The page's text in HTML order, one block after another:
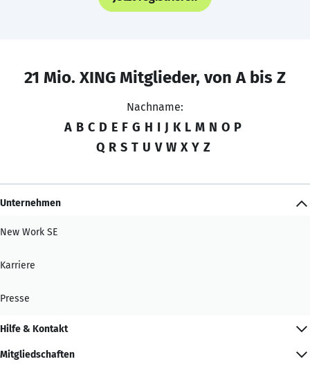
21 Mio. XING Mitglieder, von A bis Z
Nachname:
A B C D E F G H I J K L M N O P
Q R S T U V W X Y Z
Unternehmen
New Work SE
Karriere
Presse
Hilfe & Kontakt
Mitgliedschaften